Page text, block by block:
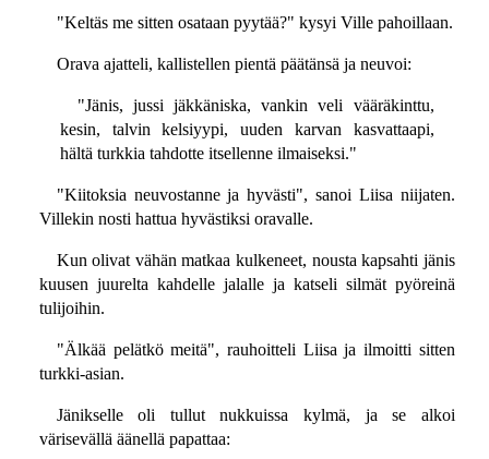
"Keltäs me sitten osataan pyytää?" kysyi Ville pahoillaan.
Orava ajatteli, kallistellen pientä päätänsä ja neuvoi:
"Jänis, jussi jäkkäniska, vankin veli vääräkinttu,
kesin, talvin kelsiyypi, uuden karvan kasvattaapi,
hältä turkkia tahdotte itsellenne ilmaiseksi."
"Kiitoksia neuvostanne ja hyvästi", sanoi Liisa niijaten.
Villekin nosti hattua hyvästiksi oravalle.
Kun olivat vähän matkaa kulkeneet, nousta kapsahti jänis
kuusen juurelta kahdelle jalalle ja katseli silmät pyöreinä
tulijoihin.
"Älkää pelätkö meitä", rauhoitteli Liisa ja ilmoitti sitten
turkki-asian.
Jänikselle oli tullut nukkuissa kylmä, ja se alkoi
värisevällä äänellä papattaa: